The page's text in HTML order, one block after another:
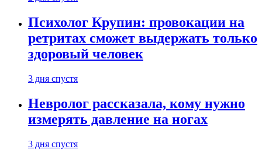
Психолог Крупин: провокации на
ретритах сможет выдержать только
здоровый человек
3 дня спустя
Невролог рассказала, кому нужно
измерять давление на ногах
3 дня спустя